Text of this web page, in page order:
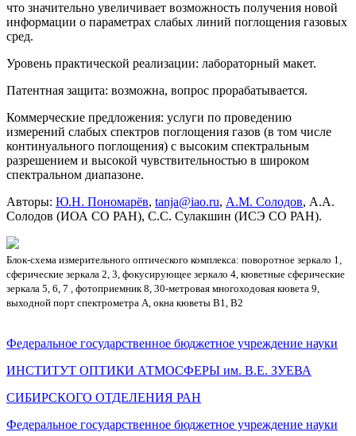
что значительно увеличивает возможность получения новой
информации о параметрах слабых линий поглощения газовых
сред.
Уровень практической реализации: лабораторный макет.
Патентная защита: возможна, вопрос прорабатывается.
Коммерческие предложения: услуги по проведению
измерений слабых спектров поглощения газов (в том числе
континуального поглощения) с высоким спектральным
разрешением и высокой чувствительностью в широком
спектральном диапазоне.
Авторы: Ю.Н. Пономарёв, tanja@iao.ru, А.М. Солодов, А.А.
Солодов (ИОА СО РАН), С.С. Сулакшин (ИСЭ СО РАН).
Блок-схема измерительного оптического комплекса: поворотное зеркало 1,
сферические зеркала 2, 3, фокусирующее зеркало 4, кюветные сферические
зеркала 5, 6, 7 , фотоприемник 8, 30-метровая многоходовая кювета 9,
выходной порт спектрометра А, окна кюветы B1, B2
Федеральное государственное бюджетное учреждение науки
ИНСТИТУТ ОПТИКИ АТМОСФЕРЫ им. В.Е. ЗУЕВА
СИБИРСКОГО ОТДЕЛЕНИЯ РАН
Федеральное государственное бюджетное учреждение науки